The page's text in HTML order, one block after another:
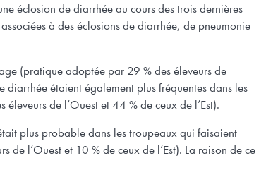
éclosion de diarrhée au cours des trois dernières
à des éclosions de diarrhée, de pneumonie
(pratique adoptée par 29 % des éleveurs de
diarrhée étaient également plus fréquentes dans les
de l’Ouest et 44 % de ceux de l’Est).
plus probable dans les troupeaux qui faisaient
l’Ouest et 10 % de ceux de l’Est). La raison de ce